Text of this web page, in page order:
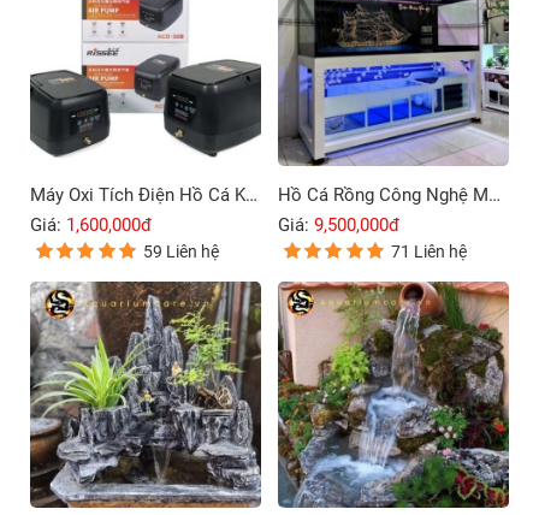
Máy Oxi Tích Điện Hồ Cá Koi Rissee ACD-30B – 80B
Giá: 1,600,000đ
59 Liên hệ
Hồ Cá Rồng Công Nghệ Mới 4 Lớp Đáy
Giá: 9,500,000đ
71 Liên hệ